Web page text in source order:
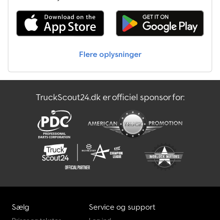
nyttelast 7.630 kg, totalvægt 18.000 kg, 1. ejer, video af lastbil: ,
video af kran: , Vi køber også din lastbil eller tager den i bytte.
Online-visning via WhatsApp og Viber. Vi kan organisere levering
mod et ekstra gebyr. Efter anmodning kan vi tilbyde
betaling). Hurtige og nemme finansieringsmuligheder for kunder
betales som et depositum. Med forbehold for fejl og mellemsalg.
Yderligere tilbud findes på vores hjemmeside. Vi besvarer gerne
alle dine spørgsmål. Tysk og engelsk: ,, Tjekkisk, fransk, russisk,
bulgarsk, tysk og engelsk: . Alle oplysninger uden garanti, inklusive
udstyr og tilbehør. (EN), MERCEDES-BENZ ACTROS 1840
trevejskipper med kran. Kran Hiab 135-4, 4 hydrauliske udskydere,
gribehydraulik, løftekapacitet: 6.000 kg/1,7 m, 2.650 kg/4,6 m, 1.860
kg/6,2 m, 1.350 kg/8,1 m, 1.000 kg/10,4 m, 860 kg/11,9 m,
18.000 kg, 1. ejer, video af lastbil: , video af kran: , Online-visning er
Flere oplysninger
TruckScout24.dk er officiel sponsor for:
Sælg Service og support